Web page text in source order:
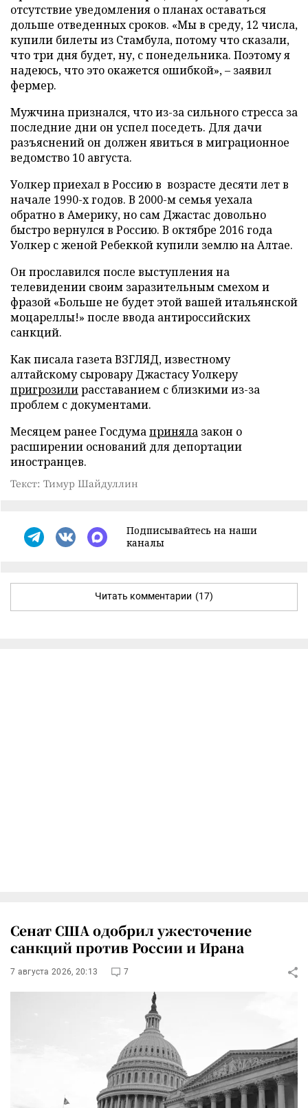
отсутствие уведомления о планах оставаться
дольше отведенных сроков. «Мы в среду, 12 числа,
купили билеты из Стамбула, потому что сказали,
что три дня будет, ну, с понедельника. Поэтому я
надеюсь, что это окажется ошибкой», – заявил
фермер.
Мужчина признался, что из-за сильного стресса за
последние дни он успел поседеть. Для дачи
разъяснений он должен явиться в миграционное
ведомство 10 августа.
Уолкер приехал в Россию в возрасте десяти лет в
начале 1990-х годов. В 2000-м семья уехала
обратно в Америку, но сам Джастас довольно
быстро вернулся в Россию. В октябре 2016 года
Уолкер с женой Ребеккой купили землю на Алтае.
Он прославился после выступления на
телевидении своим заразительным смехом и
фразой «Больше не будет этой вашей итальянской
моцареллы!» после ввода антироссийских
санкций.
Как писала газета ВЗГЛЯД, известному
алтайскому сыровару Джастасу Уолкеру
пригрозилирасставанием с близкими из-за
проблем с документами.
Месяцем ранее Госдумаприняла закон о
расширении оснований для депортации
иностранцев.
Текст: Тимур Шайдуллин
Подписывайтесь на наши
каналы
Читать комментарии (17)
Сенат США одобрил ужесточение
санкций против России и Ирана
7 августа 2026, 20:13 7